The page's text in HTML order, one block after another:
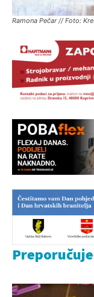
Ramona Pečar // Foto: